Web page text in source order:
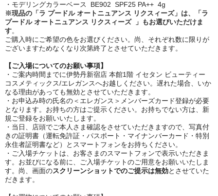
・モデリングカラーベース BE902 SPF25 PA++ 4g
※現品の「ラ プードル オートニュアンス リクスィーズ」は、「ラ
プードル オートニュアンス リクスィーズ 」もお選びいただけま
す。
ご購入時にご希望の色をお選びください。尚、それぞれ数に限りが
ございますためなくなり次第終了とさせていただきます。
【ご入場についてのお願い事項】
・ご案内時間までに伊勢丹新宿店 本館1階 イセタン ビューティー
コスメティックス/エレガンスへお越しください。遅れた場合、いか
なる理由があっても無効とさせていただきます。
・お申込み時の氏名の＜エレガンス＞メンバーズカード登録が必要
となります。お持ちの方はご提示ください。お持ちでない方は、新
規ご登録をお願いいたします。
・当日、店頭でご本人さま確認をさせていただきますので、写真付
きの証明書（運転免許証・パスポート・マイナンバーカード・特別
永住者証明書など）とスマートフォンをお持ちください。
・ご入場チケットは、お客さまのスマートフォンで表示いただきま
す。お並びになる前に、ご入場チケットのご用意をお願いいたしま
す。尚、画面のスクリーンショットでのご提示は無効とさせていた
だきます。